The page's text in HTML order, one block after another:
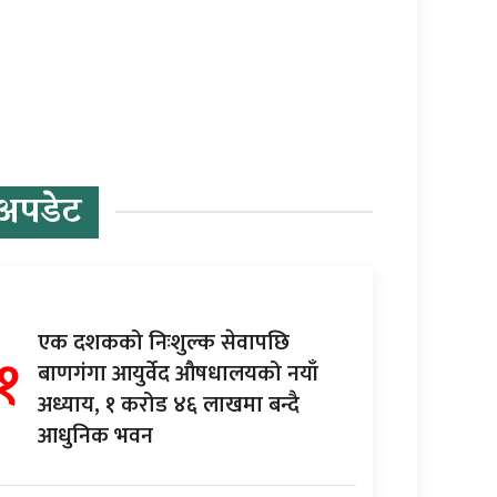
एक दशकको निःशुल्क सेवापछि
बाणगंगा आयुर्वेद औषधालयको नयाँ
अध्याय, १ करोड ४६ लाखमा बन्दै
आधुनिक भवन